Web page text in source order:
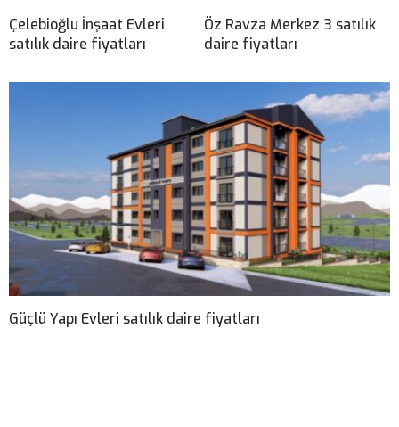
Çelebioğlu İnşaat Evleri
satılık daire fiyatları
Öz Ravza Merkez 3 satılık
daire fiyatları
Güçlü Yapı Evleri satılık daire fiyatları